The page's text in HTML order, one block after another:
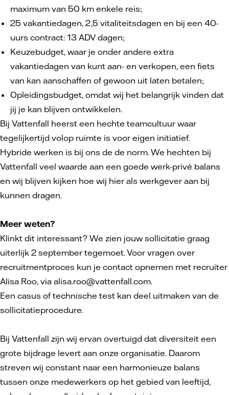
maximum van 50 km enkele reis;
25 vakantiedagen, 2,5 vitaliteitsdagen en bij een 40-
uurs contract: 13 ADV dagen;
Keuzebudget, waar je onder andere extra
vakantiedagen van kunt aan- en verkopen, een fiets
van kan aanschaffen of gewoon uit laten betalen;
Opleidingsbudget, omdat wij het belangrijk vinden dat
jij je kan blijven ontwikkelen.
Bij Vattenfall heerst een hechte teamcultuur waar
tegelijkertijd volop ruimte is voor eigen initiatief.
Hybride werken is bij ons de de norm. We hechten bij
Vattenfall veel waarde aan een goede werk-privé balans
en wij blijven kijken hoe wij hier als werkgever aan bij
kunnen dragen.
Meer weten?
Klinkt dit interessant? We zien jouw sollicitatie graag
uiterlijk 2 september tegemoet. Voor vragen over
recruitmentproces kun je contact opnemen met recruiter
Alisa Roo, via alisa.roo@vattenfall.com.
Een casus of technische test kan deel uitmaken van de
sollicitatieprocedure.
Bij Vattenfall zijn wij ervan overtuigd dat diversiteit een
grote bijdrage levert aan onze organisatie. Daarom
streven wij constant naar een harmonieuze balans
tussen onze medewerkers op het gebied van leeftijd,